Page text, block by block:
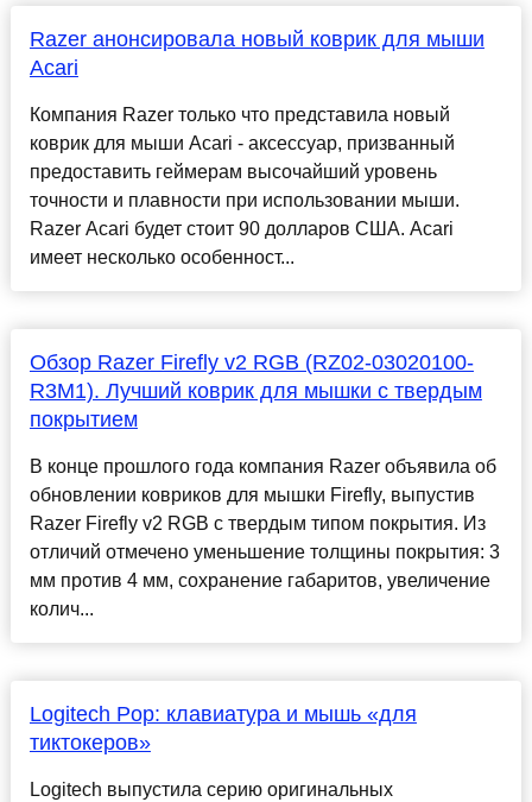
Razer анонсировала новый коврик для мыши
Acari
Компания Razer только что представила новый
коврик для мыши Acari - аксессуар, призванный
предоставить геймерам высочайший уровень
точности и плавности при использовании мыши.
Razer Acari будет стоит 90 долларов США. Acari
имеет несколько особенност...
Обзор Razer Firefly v2 RGB (RZ02-03020100-
R3M1). Лучший коврик для мышки с твердым
покрытием
В конце прошлого года компания Razer объявила об
обновлении ковриков для мышки Firefly, выпустив
Razer Firefly v2 RGB с твердым типом покрытия. Из
отличий отмечено уменьшение толщины покрытия: 3
мм против 4 мм, сохранение габаритов, увеличение
колич...
Logitech Pop: клавиатура и мышь «для
тиктокеров»
Logitech выпустила серию оригинальных